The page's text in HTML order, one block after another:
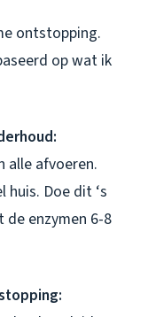
ontstopping.
op wat ik
alle afvoeren.
huis. Doe dit ‘s
de enzymen 6-8